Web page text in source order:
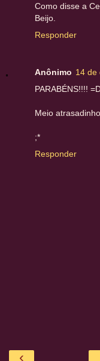
Como disse a
Beijo.
Responder
Anônimo 14 de
PARABÉNS!!!!
Meio
;*
Responder
‹